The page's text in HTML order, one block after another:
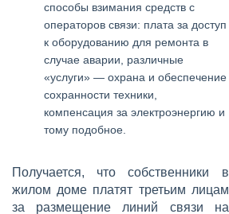
способы взимания средств с
операторов связи: плата за доступ
к оборудованию для ремонта в
случае аварии, различные
«услуги» — охрана и обеспечение
сохранности техники,
компенсация за электроэнергию и
тому подобное.
Получается, что собственники в
жилом доме платят третьим лицам
за размещение линий связи на